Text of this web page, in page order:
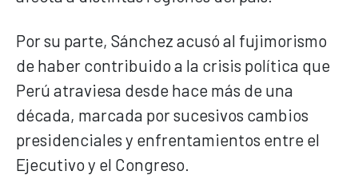
Por su parte, Sánchez acusó al fujimorismo
de haber contribuido a la crisis política que
Perú atraviesa desde hace más de una
década, marcada por sucesivos cambios
presidenciales y enfrentamientos entre el
Ejecutivo y el Congreso.